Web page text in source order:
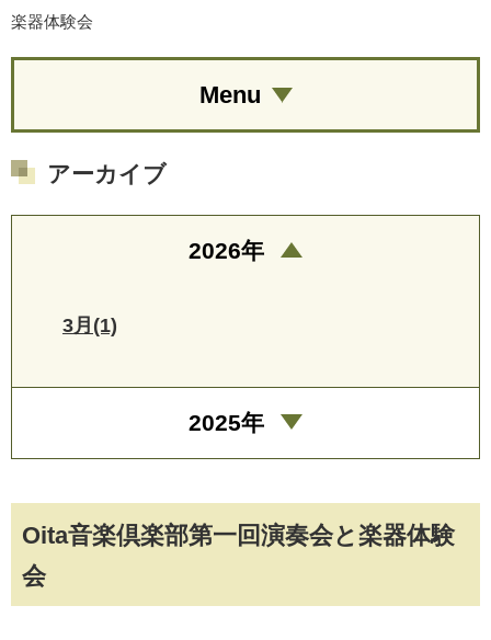
楽器体験会
Oita音楽倶楽部第一回演奏会と楽器体験
会
Menu
アーカイブ
2026年
3月(1)
2025年